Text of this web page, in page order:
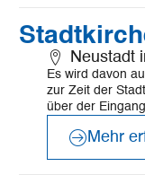
Neustadt
Es wird davon
zur Zeit der
über der
Mehr
erfahren
Mehr